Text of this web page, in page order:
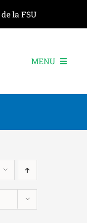
de la FSU
MENU